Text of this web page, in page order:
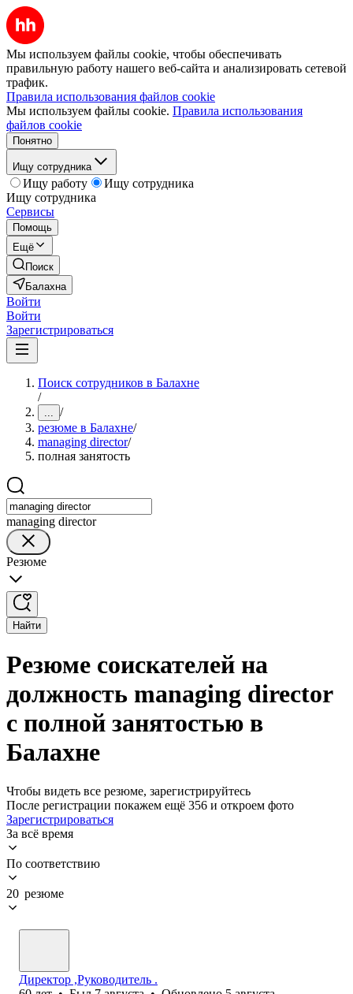
Мы используем файлы cookie, чтобы обеспечивать
правильную работу нашего веб-сайта и анализировать сетевой
трафик.
Правила использования файлов cookie
Мы используем файлы cookie. Правила использования
файлов cookie
Понятно
Ищу сотрудника
Ищу работу
Ищу сотрудника
Ищу сотрудника
Сервисы
Помощь
Ещё
Поиск
Балахна
Войти
Войти
Зарегистрироваться
Поиск сотрудников в Балахне
/
... /
резюме в Балахне/
managing director/
полная занятость
managing director
Резюме
Найти
Резюме соискателей на
должность managing director
с полной занятостью в
Балахне
Чтобы видеть все резюме, зарегистрируйтесь
После регистрации покажем ещё 356 и откроем фото
Зарегистрироваться
За всё время
По соответствию
20 резюме
Директор ,Руководитель .